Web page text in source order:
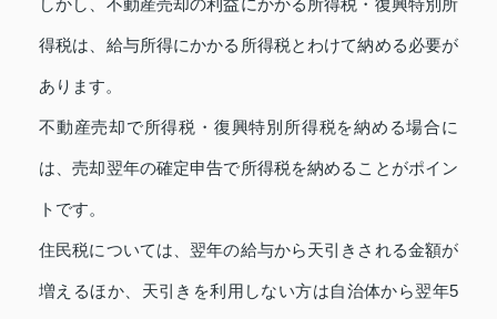
得税は、給与所得にかかる所得税とわけて納める必要が
あります。
不動産売却で所得税・復興特別所得税を納める場合に
は、売却翌年の確定申告で所得税を納めることがポイン
トです。
住民税については、翌年の給与から天引きされる金額が
増えるほか、天引きを利用しない方は自治体から翌年5